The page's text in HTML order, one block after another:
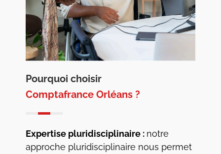
Pourquoi choisir
Comptafrance Orléans ?
Expertise pluridisciplinaire : notre
approche pluridisciplinaire nous permet